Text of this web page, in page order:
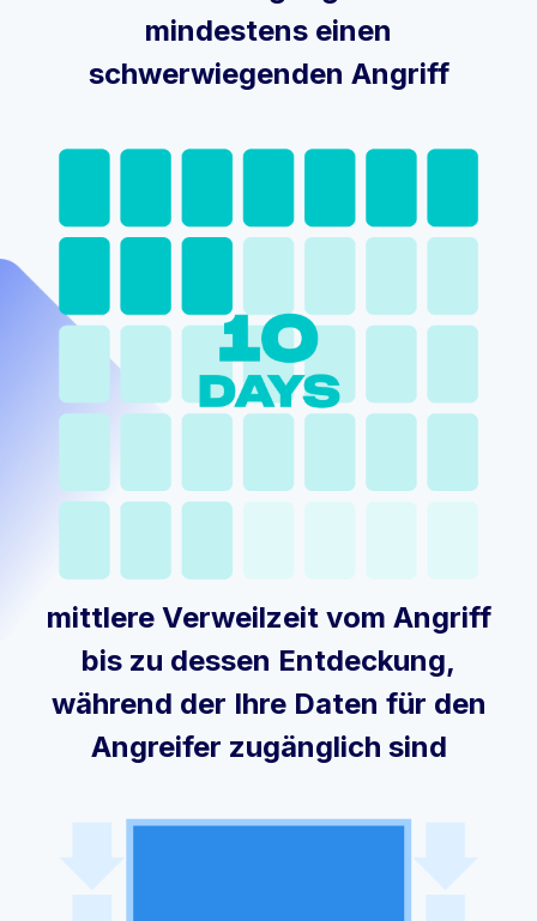
mindestens einen
schwerwiegenden Angriff
mittlere Verweilzeit vom Angriff
bis zu dessen Entdeckung,
während der Ihre Daten für den
Angreifer zugänglich sind